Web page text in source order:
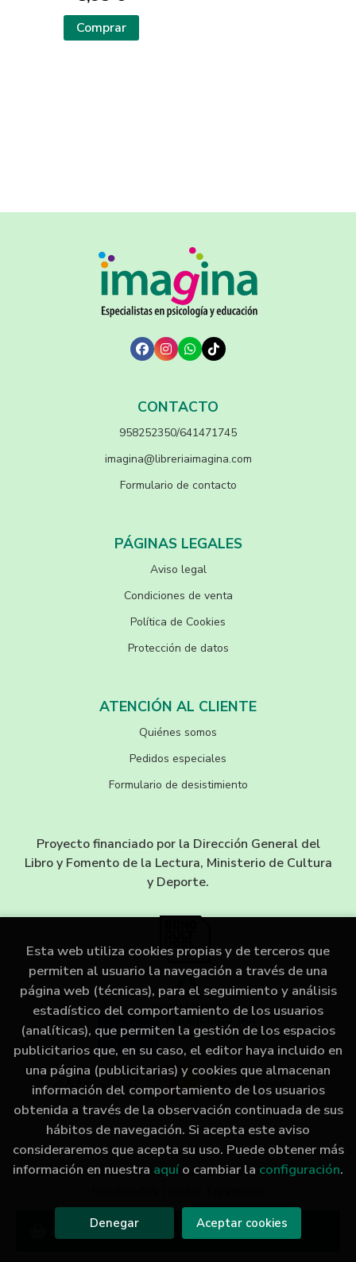
Añadir a mi cesta
Comprar
CONTACTO
958252350/641471745
imagina@libreriaimagina.com
Formulario de contacto
PÁGINAS LEGALES
Aviso legal
Condiciones de venta
Política de Cookies
Protección de datos
ATENCIÓN AL CLIENTE
Quiénes somos
Pedidos especiales
Formulario de desistimiento
Proyecto financiado por la Dirección General del
Libro y Fomento de la Lectura, Ministerio de Cultura
y Deporte.
2026 © LIBRERÍA IMAGINA. Todos los Derechos
Esta web utiliza cookies propias y de terceros que
permiten al usuario la navegación a través de una
página web (técnicas), para el seguimiento y análisis
estadístico del comportamiento de los usuarios
(analíticas), que permiten la gestión de los espacios
publicitarios que, en su caso, el editor haya incluido en
una página (publicitarias) y cookies que almacenan
información del comportamiento de los usuarios
obtenida a través de la observación continuada de sus
hábitos de navegación. Si acepta este aviso
consideraremos que acepta su uso. Puede obtener más
información en nuestra aquío cambiar la configuración.
Denegar Aceptar cookies